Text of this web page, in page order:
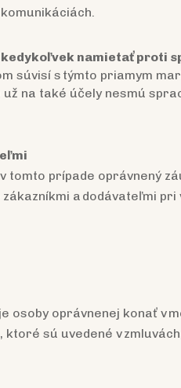
namietať proti
súvisí s týmto priamym
na také účely nesmú
tomto prípade oprávnený
a dodávateľmi pri
oprávnenej konať v
sú uvedené v